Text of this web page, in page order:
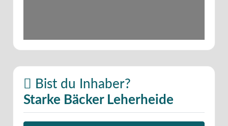
Bist du Inhaber?
Starke Bäcker Leherheide